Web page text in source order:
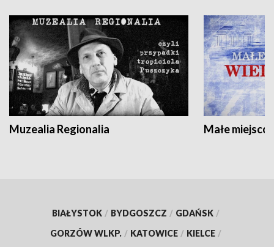
Muzealia Regionalia Małe
BIAŁYSTOK / BYDGOSZCZ / GDAŃSK /
GORZÓW WLKP. / KATOWICE / KIELCE /